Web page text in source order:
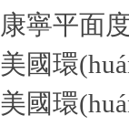
康寧平面
美國環
美國環